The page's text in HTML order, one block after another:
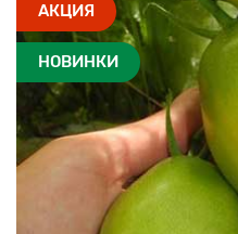
АКЦИЯ
НОВИНКИ